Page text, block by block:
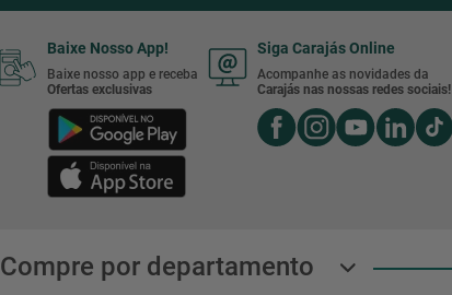
Baixe Nosso App!
Baixe nosso app e receba
Ofertas exclusivas
Siga Carajás Online
Acompanhe as novidades da
Carajás nas nossas redes sociais!
Compre por departamento